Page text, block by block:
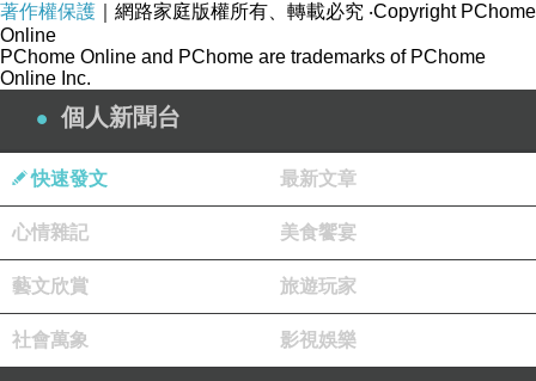
著作權保護 ｜網路家庭版權所有、轉載必究 ‧Copyright PChome
Online
PChome Online and PChome are trademarks of PChome
Online Inc.
個人新聞台
快速發文 最新文章
心情雜記 美食饗宴
藝文欣賞 旅遊玩家
社會萬象 影視娛樂